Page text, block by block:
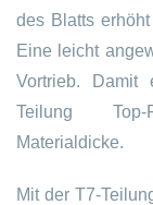
des Blatts
Eine leicht
Vortrieb. Damit
Teilung Top-
Materialdicke.
Mit der T7-